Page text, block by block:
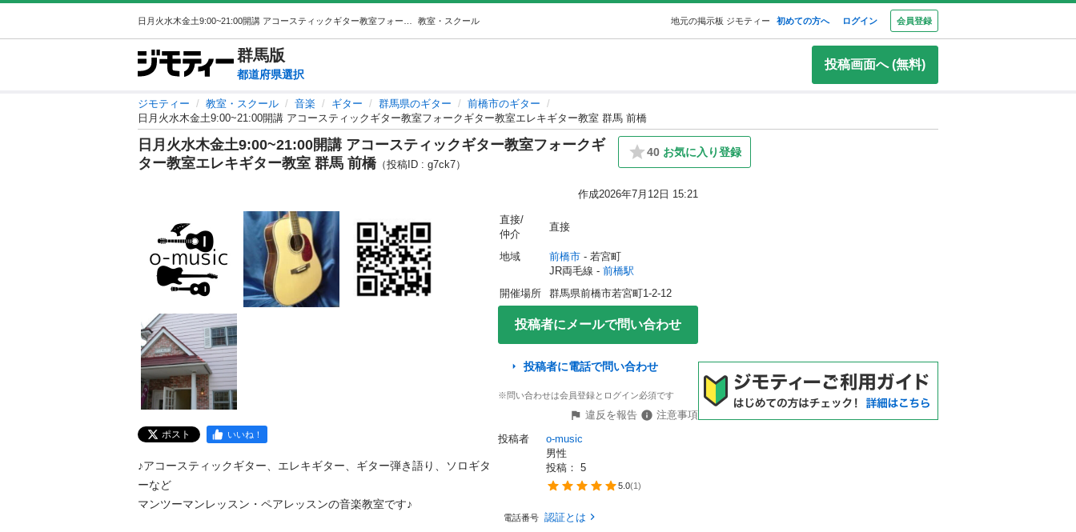
教室・スクール 地元の掲示板 ジモティー 初めての方へ ログイン 会員登録
群馬版
都道府県選択
投稿画面へ (無料)
ジモティー 教室・スクール 音楽 ギター 群馬県のギター
前橋市のギター
日月火水木金土9:00~21:00開講 アコースティックギター教室フォークギター教室エレキギター教室 群馬 前橋
日月火水木金土9:00~21:00開講 アコースティックギター教室フォークギ
ター教室エレキギター教室 群馬 前橋（投稿ID : g7ck7）
40 お気に入り登録
作成2026年7月12日 15:21
ポスト いいね！
♪アコースティックギター、エレキギター、ギター弾き語り、ソロギタ
ーなど
マンツーマンレッスン・ペアレッスンの音楽教室です♪
直接/
仲介
直接
地域 前橋市 - 若宮町
JR両毛線 - 前橋駅
開催場所
群馬県前橋市若宮町1-2-12
投稿者にメールで問い合わせ
投稿者に電話で問い合わせ
※問い合わせは会員登録とログイン必須です
違反を報告
注意事項
投稿者
o-music
男性
投稿： 5
5.0(1)
電話番号 認証とは